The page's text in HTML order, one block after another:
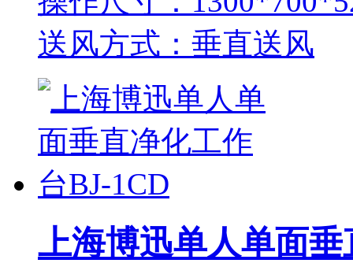
送风方式：垂直送风
上海博迅单人单面